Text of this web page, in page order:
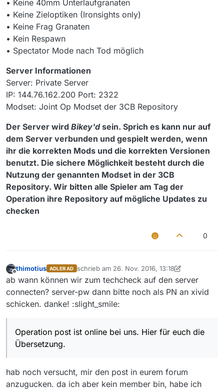
• Keine 40mm Unterlaufgranaten
• Keine Zieloptiken (Ironsights only)
• Keine Frag Granaten
• Kein Respawn
• Spectator Mode nach Tod möglich
Server Informationen
Server: Private Server
IP: 144.76.162.200 Port: 2322
Modset: Joint Op Modset der 3CB Repository
Der Server wird Bikey'dsein. Sprich es kann nur auf
dem Server verbunden und gespielt werden, wenn
ihr die korrekten Mods und die korrekten Versionen
benutzt. Die sichere Möglichkeit besteht durch die
Nutzung der genannten Modset in der 3CB
Repository. Wir bitten alle Spieler am Tag der
Operation ihre Repository auf mögliche Updates zu
checken
0
thimotius ADLER AD schrieb am 26. Nov. 2016, 13:18
zuletzt editiert von thimotius
ab wann können wir zum techcheck auf den server
connecten? server-pw dann bitte noch als PN an xivid
schicken. danke! :slight_smile:
Operation post ist online bei uns. Hier für euch die
Übersetzung.
hab noch versucht, mir den post in eurem forum
anzugucken. da ich aber kein member bin, habe ich